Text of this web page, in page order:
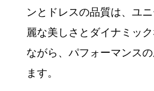
ンとドレスの品質は、ユ
麗な美しさとダイナミッ
ながら、パフォーマンス
ます。